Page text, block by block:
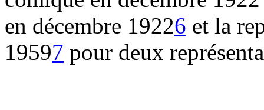
en décembre 19226 et la
19597 pour deux